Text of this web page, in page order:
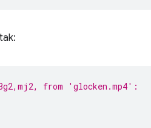
from 'glocken.mp4':